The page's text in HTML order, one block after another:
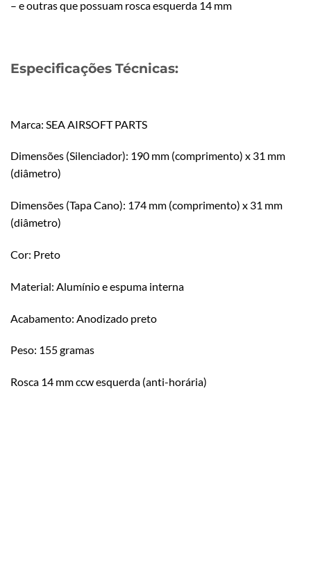
– e outras que possuam rosca esquerda 14 mm
Especificações Técnicas:
Marca: SEA AIRSOFT PARTS
Dimensões (Silenciador): 190 mm (comprimento) x 31 mm
(diâmetro)
Dimensões (Tapa Cano): 174 mm (comprimento) x 31 mm
(diâmetro)
Cor: Preto
Material: Alumínio e espuma interna
Acabamento: Anodizado preto
Peso: 155 gramas
Rosca 14 mm ccw esquerda (anti-horária)